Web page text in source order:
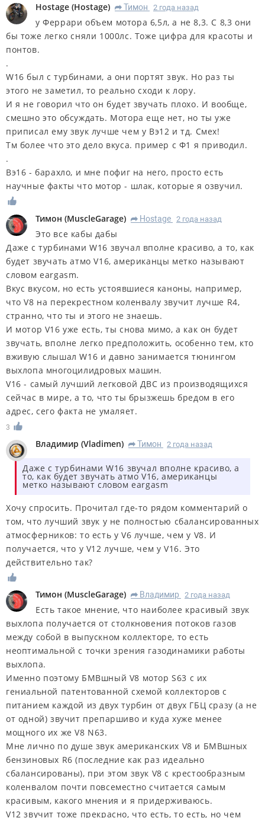
Hostage (Hostage) R Тимон 2 года назад
у Феррари объем мотора 6,5л, а не 8,3. С 8,3 они
бы тоже легко сняли 1000лс. Тоже цифра для красоты и
понтов.
.
W16 был с турбинами, а они портят звук. Но раз ты
этого не заметил, то реально сходи к лору.
И я не говорил что он будет звучать плохо. И вообще,
смешно это обсуждать. Мотора еще нет, но ты уже
приписал ему звук лучше чем у Вэ12 и тд. Смех!
Тм более что это дело вкуса. пример с Ф1 я приводил.
.
Вэ16 - барахло, и мне пофиг на него, просто есть
научные факты что мотор - шлак, которые я озвучил.
Тимон (MuscleGarage) R Hostage 2 года назад
Это все кабы дабы
Даже с турбинами W16 звучал вполне красиво, а то, как
будет звучать атмо V16, американцы метко называют
словом eargasm.
Вкус вкусом, но есть устоявшиеся каноны, например,
что V8 на перекрестном коленвалу звучит лучше R4,
странно, что ты и этого не знаешь.
И мотор V16 уже есть, ты снова мимо, а как он будет
звучать, вполне легко предположить, особенно тем, кто
вживую слышал W16 и давно занимается тюнингом
выхлопа многоцилидровых машин.
V16 - самый лучший легковой ДВС из производящихся
сейчас в мире, а то, что ты брызжешь бредом в его
адрес, сего факта не умаляет.
3
Владимир (Vladimen) R Тимон 2 года назад
Даже с турбинами W16 звучал вполне красиво, а
то, как будет звучать атмо V16, американцы
метко называют словом eargasm
Хочу спросить. Прочитал где-то рядом комментарий о
том, что лучший звук у не полностью сбалансированных
атмосферников: то есть у V6 лучше, чем у V8. И
получается, что у V12 лучше, чем у V16. Это
действительно так?
Тимон (MuscleGarage) R Владимир 2 года назад
Есть такое мнение, что наиболее красивый звук
выхлопа получается от столкновения потоков газов
между собой в выпускном коллекторе, то есть
неоптимальной с точки зрения газодинамики работы
выхлопа.
Именно поэтому БМВшный V8 мотор S63 с их
гениальной патентованной схемой коллекторов с
питанием каждой из двух турбин от двух ГБЦ сразу (а не
от одной) звучит препаршиво и куда хуже менее
мощного их же V8 N63.
Мне лично по душе звук американских V8 и БМВшных
бензиновых R6 (последние как раз идеально
сбалансированы), при этом звук V8 с крестообразным
коленвалом почти повсеместно считается самым
красивым, какого мнения и я придерживаюсь.
V12 звучит тоже прекрасно, что есть, то есть, но чем